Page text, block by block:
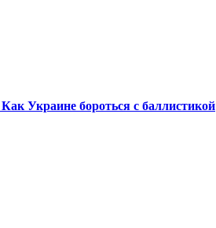
Украине бороться с баллистикой